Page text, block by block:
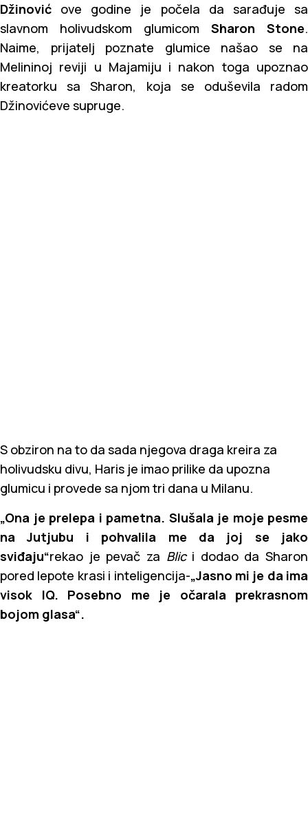
Džinović ove godine je počela da sarađuje sa
slavnom holivudskom glumicom Sharon Stone.
Naime, prijatelj poznate glumice našao se na
Melininoj reviji u Majamiju i nakon toga upoznao
kreatorku sa Sharon, koja se oduševila radom
Džinovićeve supruge.
S obziron na to da sada njegova draga kreira za
holivudsku divu, Haris je imao prilike da upozna
glumicu i provede sa njom tri dana u Milanu.
„Ona je prelepa i pametna. Slušala je moje pesme
na Jutjubu i pohvalila me da joj se jako
sviđaju“rekao je pevač za Blic i dodao da Sharon
pored lepote krasi i inteligencija-„Jasno mi je da ima
visok IQ. Posebno me je očarala prekrasnom
bojom glasa“.